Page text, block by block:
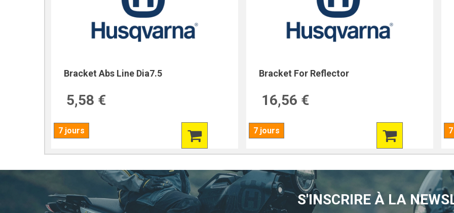
Bracket Abs Line Dia7.5
5,58 €
7 jours
Bracket For Reflector
16,56 €
7 jours
S'INSCRIRE À LA